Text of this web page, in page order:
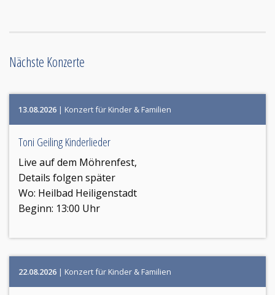
Nächste Konzerte
13.08.2026 | Konzert für Kinder & Familien
Toni Geiling Kinderlieder
Live auf dem Möhrenfest,
Details folgen später
Wo: Heilbad Heiligenstadt
Beginn: 13:00 Uhr
22.08.2026 | Konzert für Kinder & Familien